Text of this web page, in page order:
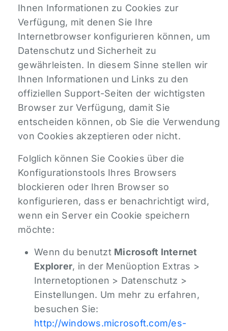
Ihnen Informationen zu Cookies zur
Verfügung, mit denen Sie Ihre
Internetbrowser konfigurieren können, um
Datenschutz und Sicherheit zu
gewährleisten. In diesem Sinne stellen wir
Ihnen Informationen und Links zu den
offiziellen Support-Seiten der wichtigsten
Browser zur Verfügung, damit Sie
entscheiden können, ob Sie die Verwendung
von Cookies akzeptieren oder nicht.
Folglich können Sie Cookies über die
Konfigurationstools Ihres Browsers
blockieren oder Ihren Browser so
konfigurieren, dass er benachrichtigt wird,
wenn ein Server ein Cookie speichern
möchte:
Wenn du benutzt Microsoft Internet
Explorer, in der Menüoption Extras >
Internetoptionen > Datenschutz >
Einstellungen. Um mehr zu erfahren,
besuchen Sie:
http://windows.microsoft.com/es-